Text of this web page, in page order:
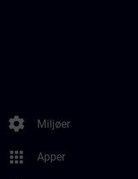
settings Miljøer
apps Apper